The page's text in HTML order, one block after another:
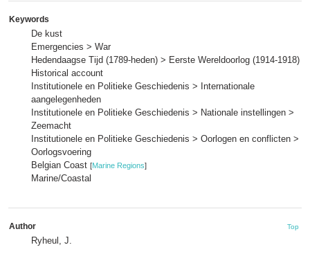
Keywords
De kust
Emergencies > War
Hedendaagse Tijd (1789-heden) > Eerste Wereldoorlog (1914-1918)
Historical account
Institutionele en Politieke Geschiedenis > Internationale
aangelegenheden
Institutionele en Politieke Geschiedenis > Nationale instellingen >
Zeemacht
Institutionele en Politieke Geschiedenis > Oorlogen en conflicten >
Oorlogsvoering
Belgian Coast [Marine Regions]
Marine/Coastal
Author Top
Ryheul, J.